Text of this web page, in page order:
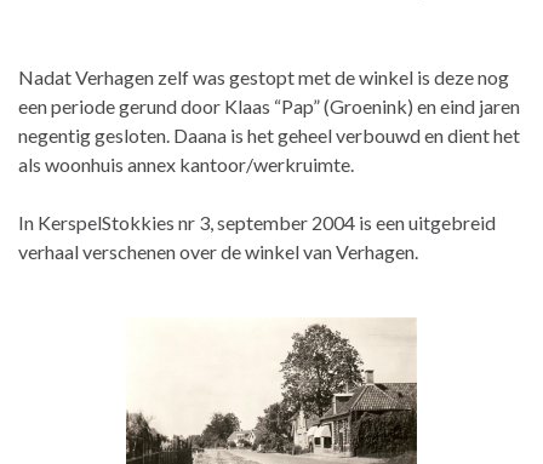
Nadat Verhagen zelf was gestopt met de winkel is deze nog
een periode gerund door Klaas “Pap” (Groenink) en eind jaren
negentig gesloten. Daana is het geheel verbouwd en dient het
als woonhuis annex kantoor/werkruimte.
In KerspelStokkies nr 3, september 2004 is een uitgebreid
verhaal verschenen over de winkel van Verhagen.